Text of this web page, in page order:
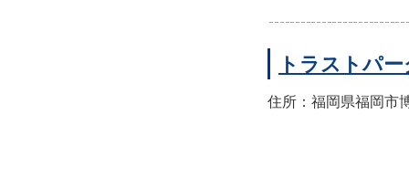
トラストパ
住所：福岡県福岡市